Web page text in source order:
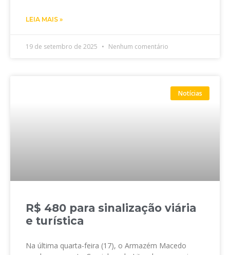
LEIA MAIS »
19 de setembro de 2025 Nenhum comentário
Notícias
R$ 480 para sinalização viária
e turística
Na última quarta-feira (17), o Armazém Macedo